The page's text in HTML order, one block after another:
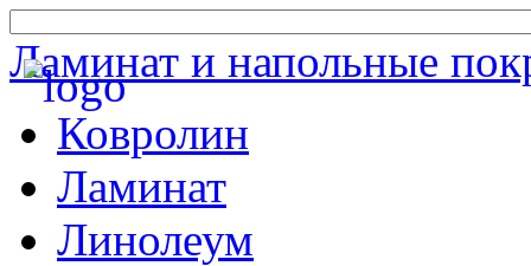
Ламинат и напольные
Ковролин
Ламинат
Линолеум